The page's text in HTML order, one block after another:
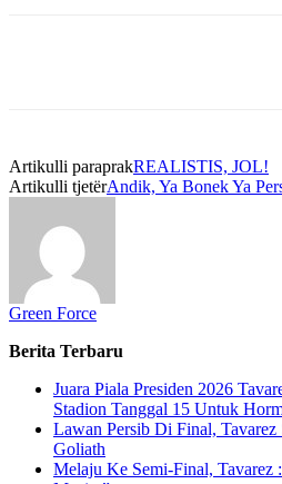
Artikulli paraprakREALISTIS, JOL!
Artikulli tjetërAndik, Ya Bonek Ya
Green Force
Berita Terbaru
Juara Piala Presiden 2026
Stadion Tanggal 15 Untuk
Lawan Persib Di Final,
Goliath
Melaju Ke Semi-Final, Tavarez